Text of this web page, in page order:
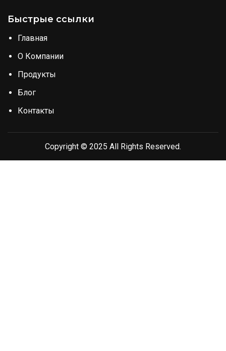
Быстрые ссылки
Главная
О Компании
Продукты
Блог
Контакты
Copyright © 2025 All Rights Reserved.